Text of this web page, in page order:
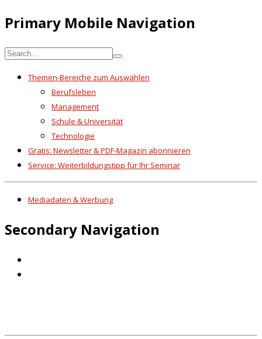
Primary Mobile Navigation
Themen-Bereiche zum Auswählen
Berufsleben
Management
Schule & Universität
Technologie
Gratis: Newsletter & PDF-Magazin abonnieren
Service: Weiterbildungstipp für Ihr Seminar
Mediadaten & Werbung
Secondary Navigation